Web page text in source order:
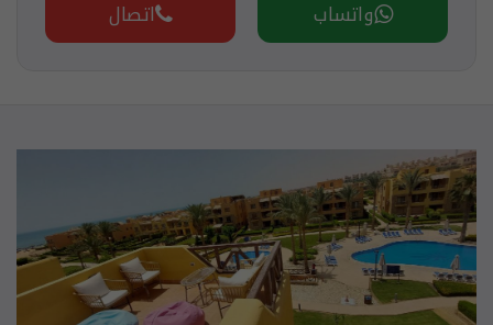
واتساب اتصال